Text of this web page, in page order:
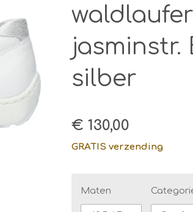
jasminstr.
silber
€ 130,00
GRATIS verzending
Maten